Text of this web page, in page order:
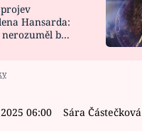
Hansarda:
by
06:00 Sára Částečková